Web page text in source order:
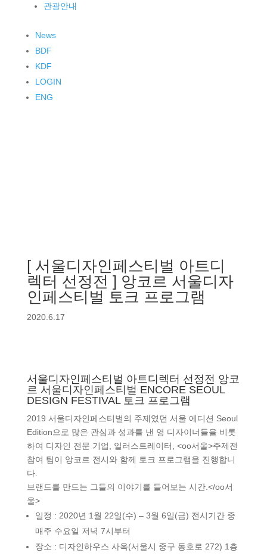
관광안내
News
BDF
KDF
LOGIN
ENG
[ 서울디자인페스티벌 아트디
렉터 선정전 ] 앙코르 서울디자
인페스티벌 토크 프로그램
2020.6.17
서울디자인페스티벌 아트디렉터 선정전 앙코
르 서울디자인페스티벌 ENCORE SEOUL
DESIGN FESTIVAL 토크 프로그램
2019 서울디자인페스티벌의 주제였던 서울 에디션 Seoul
Edition으로 많은 관심과 성과를 낸 영 디자이너들을 비롯
하여 디자인 전문 기업, 일러스트레이터, <oo서울>주제전
참여 팀이 앙코르 전시와 함께 토크 프로그램을 진행합니
다.
브랜드를 만드는 그들의 이야기를 들어보는 시간.</oo서
울>
일정 : 2020년 1월 22일(수) – 3월 6일(금) 전시기간 중
매주 수요일 저녁 7시부터
장소 : 디자인하우스 사옥(서울시 중구 동호로 272) 1층